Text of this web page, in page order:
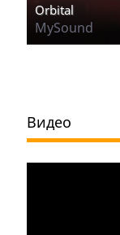
Orbital
MySound
Видео